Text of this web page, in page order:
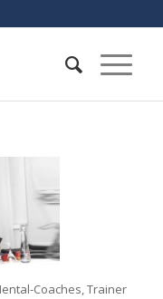
Coaches, Trainer